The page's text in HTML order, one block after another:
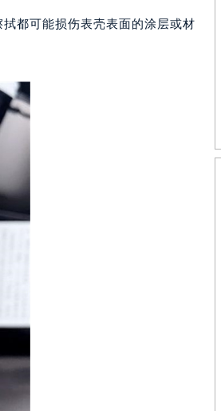
）
提前预约）
需提前预约）
提前预约）
前预约）
）
）
）
约）
都可能损伤表壳表面的涂层或材